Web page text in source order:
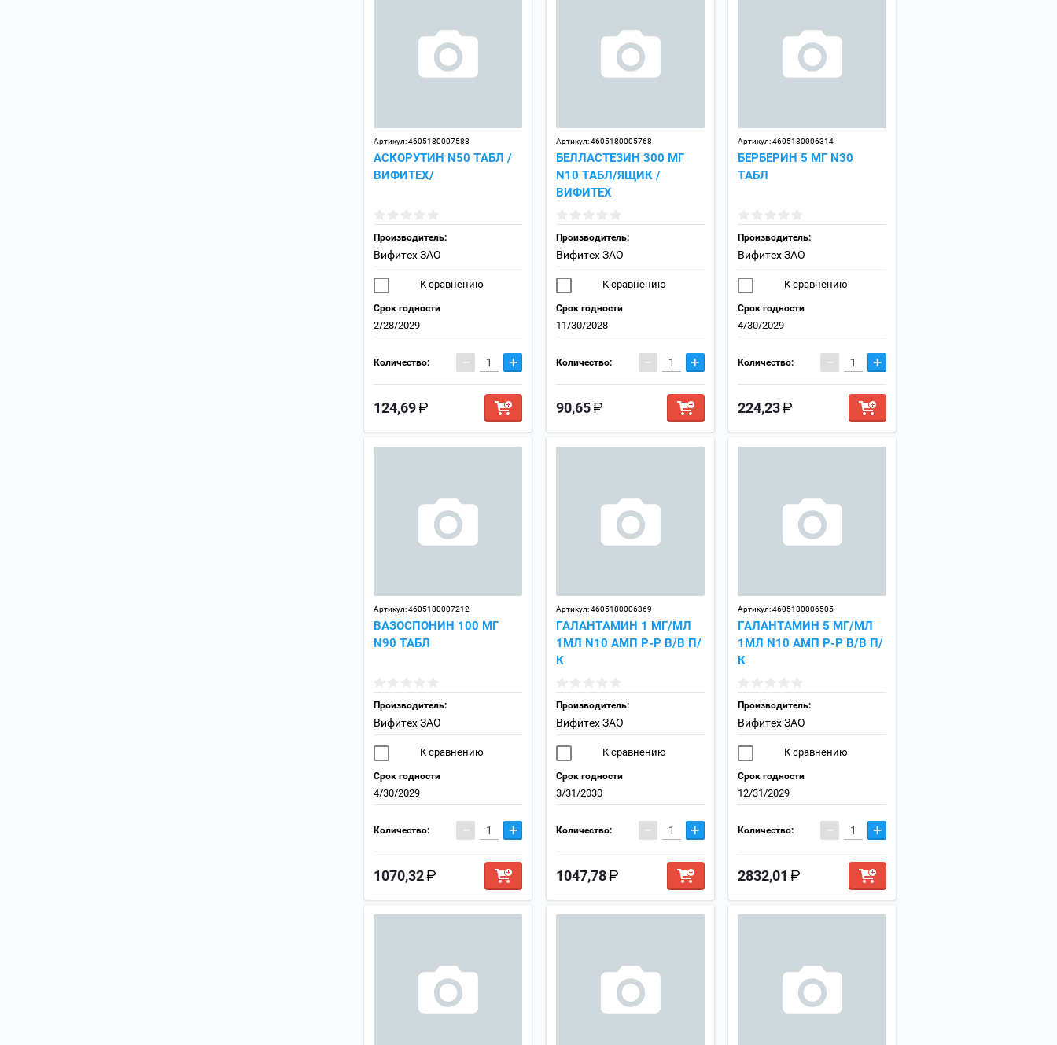
Артикул:4605180007588
АСКОРУТИН N50 ТАБЛ /
ВИФИТЕХ/
Производитель:
Вифитех ЗАО
К сравнению
Срок годности
2/28/2029
Количество: − +
124,69
Артикул:4605180005768
БЕЛЛАСТЕЗИН 300 МГ
N10 ТАБЛ/ЯЩИК /
ВИФИТЕХ
Производитель:
Вифитех ЗАО
К сравнению
Срок годности
11/30/2028
Количество: − +
90,65
Артикул:4605180006314
БЕРБЕРИН 5 МГ N30
ТАБЛ
Производитель:
Вифитех ЗАО
К сравнению
Срок годности
4/30/2029
Количество: − +
224,23
Артикул:4605180007212
ВАЗОСПОНИН 100 МГ
N90 ТАБЛ
Производитель:
Вифитех ЗАО
К сравнению
Срок годности
4/30/2029
Количество: − +
1070,32
Артикул:4605180006369
ГАЛАНТАМИН 1 МГ/МЛ
1МЛ N10 АМП Р-Р В/В П/
К
Производитель:
Вифитех ЗАО
К сравнению
Срок годности
3/31/2030
Количество: − +
1047,78
Артикул:4605180006505
ГАЛАНТАМИН 5 МГ/МЛ
1МЛ N10 АМП Р-Р В/В П/
К
Производитель:
Вифитех ЗАО
К сравнению
Срок годности
12/31/2029
Количество: − +
2832,01